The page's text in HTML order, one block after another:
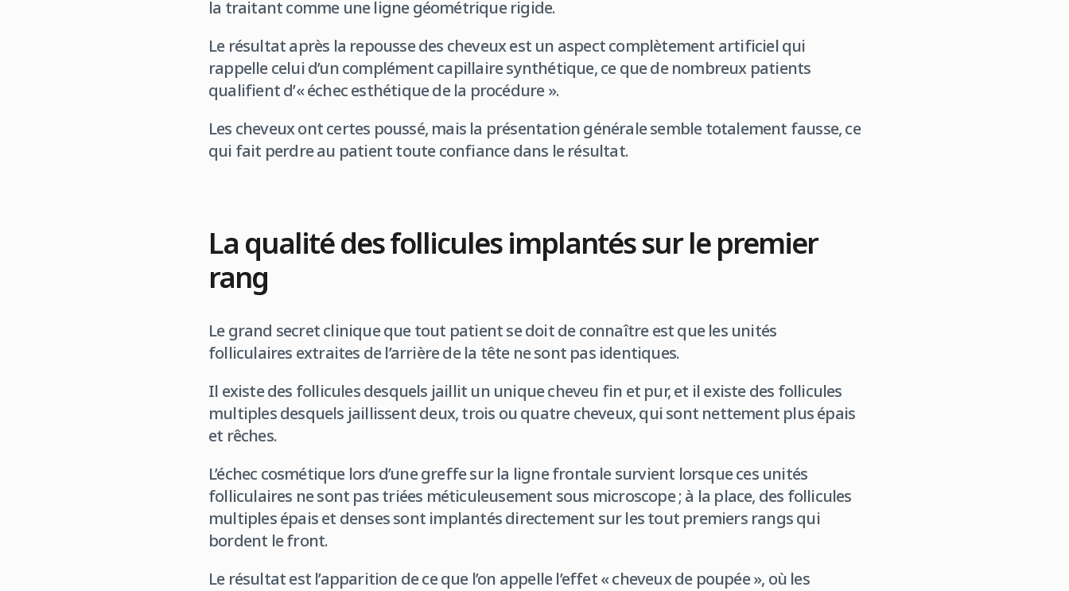
la traitant comme une ligne géométrique rigide.
Le résultat après la repousse des cheveux est un aspect complètement artificiel qui
rappelle celui d’un complément capillaire synthétique, ce que de nombreux patients
qualifient d’« échec esthétique de la procédure ».
Les cheveux ont certes poussé, mais la présentation générale semble totalement fausse, ce
qui fait perdre au patient toute confiance dans le résultat.
La qualité des follicules implantés sur le premier
rang
Le grand secret clinique que tout patient se doit de connaître est que les unités
folliculaires extraites de l’arrière de la tête ne sont pas identiques.
Il existe des follicules desquels jaillit un unique cheveu fin et pur, et il existe des follicules
multiples desquels jaillissent deux, trois ou quatre cheveux, qui sont nettement plus épais
et rêches.
L’échec cosmétique lors d’une greffe sur la ligne frontale survient lorsque ces unités
folliculaires ne sont pas triées méticuleusement sous microscope ; à la place, des follicules
multiples épais et denses sont implantés directement sur les tout premiers rangs qui
bordent le front.
Le résultat est l’apparition de ce que l’on appelle l’effet « cheveux de poupée », où les